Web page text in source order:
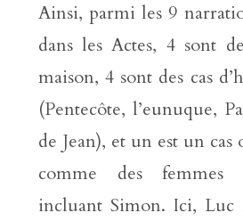
Ainsi, parmi les 9
dans les Actes, 4 sont
maison, 4 sont des cas
(Pentecôte, l’eunuque,
de Jean), et un est un cas
comme des femmes
incluant Simon. Ici, Luc